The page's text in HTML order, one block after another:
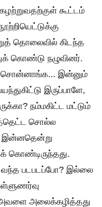
கூட்டம்
தொலைவில் கிடந்த
கொண்டு நழுவினர்.
சொன்னாங்க... இன்னும்
இருப்பாளே,
நம்மகிட்ட மட்டும்
சொல்ல
இன்னதென்று
கொண்டிருந்தது.
படபடப்போ? இல்லை
அலைக்கழித்தது